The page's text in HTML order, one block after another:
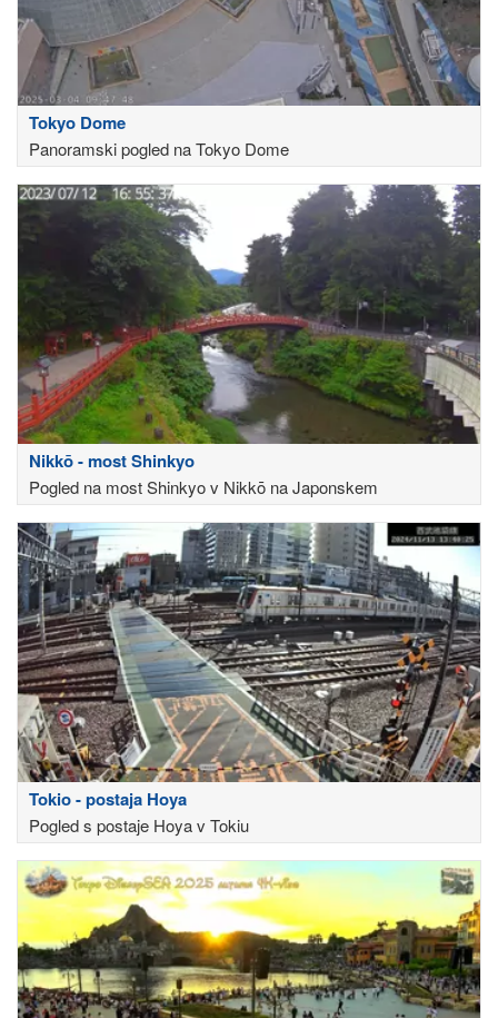
Tokyo Dome
Panoramski pogled na Tokyo Dome
Nikkō - most Shinkyo
Pogled na most Shinkyo v Nikkō na Japonskem
Tokio - postaja Hoya
Pogled s postaje Hoya v Tokiu